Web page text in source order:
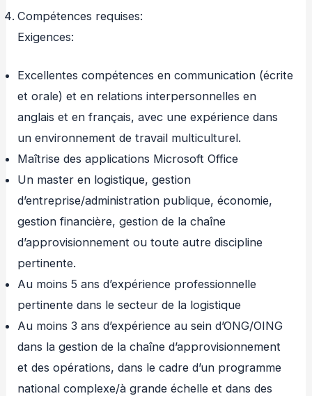
Compétences requises:
Exigences:
Excellentes compétences en communication (écrite
et orale) et en relations interpersonnelles en
anglais et en français, avec une expérience dans
un environnement de travail multiculturel.
Maîtrise des applications Microsoft Office
Un master en logistique, gestion
d’entreprise/administration publique, économie,
gestion financière, gestion de la chaîne
d’approvisionnement ou toute autre discipline
pertinente.
Au moins 5 ans d’expérience professionnelle
pertinente dans le secteur de la logistique
Au moins 3 ans d’expérience au sein d’ONG/OING
dans la gestion de la chaîne d’approvisionnement
et des opérations, dans le cadre d’un programme
national complexe/à grande échelle et dans des